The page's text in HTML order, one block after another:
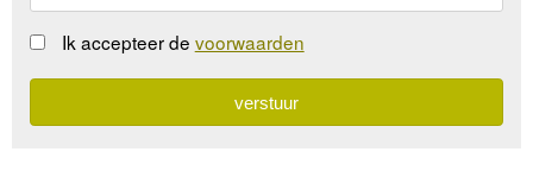
Ik accepteer de voorwaarden